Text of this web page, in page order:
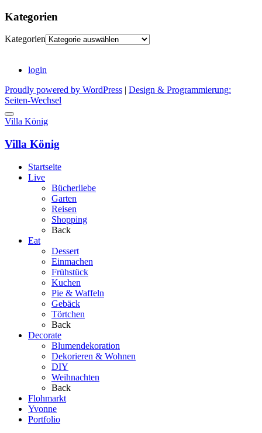
Kategorien
Kategorien
login
Proudly powered by WordPress
Design & Programmierung:
Seiten-Wechsel
Villa König
Villa König
Startseite
Live
Bücherliebe
Garten
Reisen
Shopping
Back
Eat
Dessert
Einmachen
Frühstück
Kuchen
Pie & Waffeln
Gebäck
Törtchen
Back
Decorate
Blumendekoration
Dekorieren & Wohnen
DIY
Weihnachten
Back
Flohmarkt
Yvonne
Portfolio